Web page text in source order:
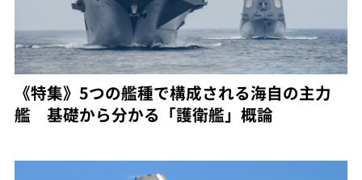
《特集》5つの艦種で構成される海自の主力
艦 基礎から分かる「護衛艦」概論